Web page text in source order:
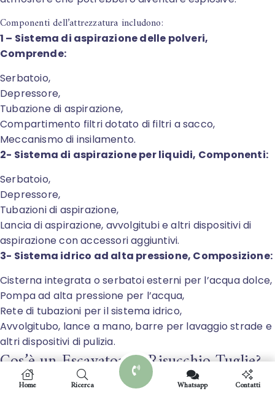
Componenti dell’attrezzatura includono:
1 – Sistema di aspirazione delle polveri,
Comprende:
Serbatoio,
Depressore,
Tubazione di aspirazione,
Compartimento filtri dotato di filtri a sacco,
Meccanismo di insilamento.
2- Sistema di aspirazione per liquidi, Componenti:
Serbatoio,
Depressore,
Tubazioni di aspirazione,
Lancia di aspirazione, avvolgitubi e altri dispositivi di
aspirazione con accessori aggiuntivi.
3- Sistema idrico ad alta pressione, Composizione:
Cisterna integrata o serbatoi esterni per l’acqua dolce,
Pompa ad alta pressione per l’acqua,
Rete di tubazioni per il sistema idrico,
Avvolgitubo, lance a mano, barre per lavaggio strade e
altri dispositivi di pulizia.
Cos’è un Escavatore a Risucchio Tuglie?
L’escavatore a risucchio di Tuglie è un’avanzata
Home Ricerca Whatsapp Contatti